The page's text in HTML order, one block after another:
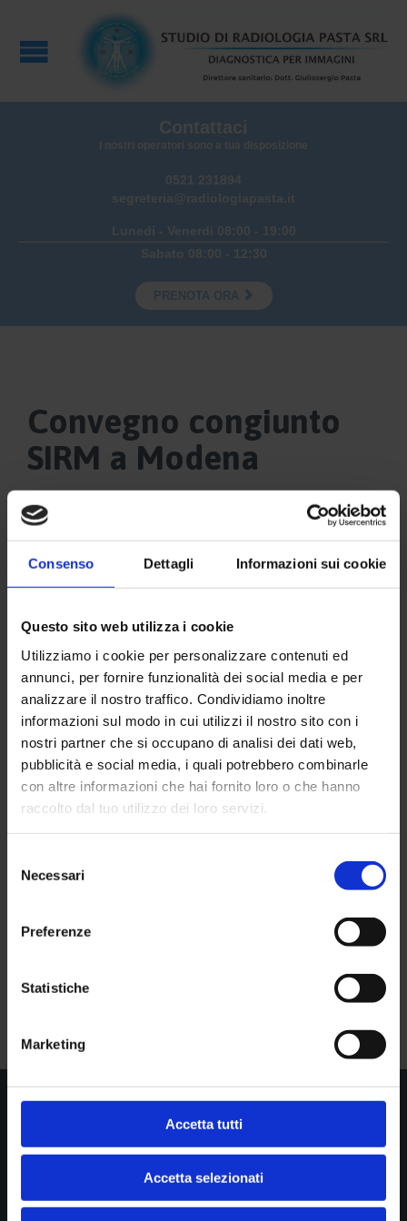
Consenso Dettagli Informazioni sui cookie
Questo sito web utilizza i cookie
Utilizziamo i cookie per personalizzare contenuti ed
annunci, per fornire funzionalità dei social media e per
analizzare il nostro traffico. Condividiamo inoltre
informazioni sul modo in cui utilizzi il nostro sito con i
nostri partner che si occupano di analisi dei dati web,
pubblicità e social media, i quali potrebbero combinarle
con altre informazioni che hai fornito loro o che hanno
raccolto dal tuo utilizzo dei loro servizi.
delNecessari
Preferenze
Statistiche
Marketing
Accetta tutti
Accetta selezionati
Contattaci
I nostri operatori sono a tua disposizione
0521 231894
segreteria@radiologiapasta.it
Lunedi - Venerdi 08:00 - 19:00
Sabato 08:00 - 12:30
PRENOTA ORA 
Convegno congiunto
SIRM a Modena
